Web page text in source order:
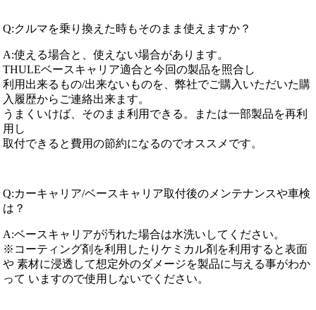
Q:クルマを乗り換えた時もそのまま使えますか？
A:使える場合と、使えない場合があります。
THULEベースキャリア適合と今回の製品を照合し
利用出来るもの/出来ないものを、弊社でご購入いただいた購
入履歴からご連絡出来ます。
うまくいけば、そのまま利用できる。または一部製品を再利
用し
取付できると費用の節約になるのでオススメです。
Q:カーキャリア/ベースキャリア取付後のメンテナンスや車検
は？
A:ベースキャリアが汚れた場合は水洗いしてください。
※コーティング剤を利用したりケミカル剤を利用すると表面
や 素材に浸透して想定外のダメージを製品に与える事がわか
って いますので使用しないでください。